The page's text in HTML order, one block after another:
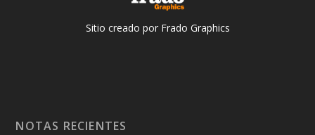
Sitio creado por Frado Graphics
NOTAS RECIENTES